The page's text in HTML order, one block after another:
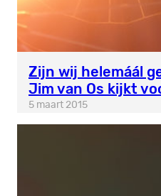
Zijn wij helemáál
Jim van Os kijkt
5 maart 2015